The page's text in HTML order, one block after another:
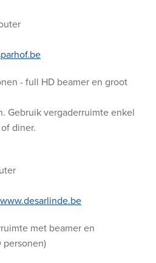
- full HD beamer en groot
Gebruik vergaderruimte enkel
diner.
www.desarlinde.be
met beamer en
personen)